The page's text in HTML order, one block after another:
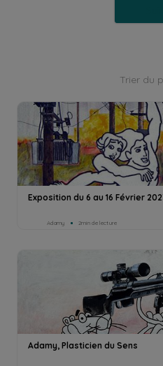
Trier du
Exposition du 6 au 16 Février
Adamy 2min de lecture
Adamy, Plasticien du Sens